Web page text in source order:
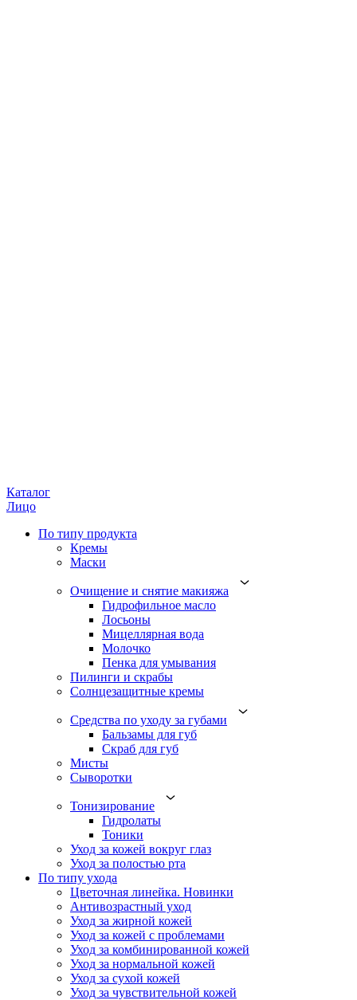
Каталог
Лицо
По типу продукта
Кремы
Маски
Очищение и снятие макияжа
Гидрофильное масло
Лосьоны
Мицеллярная вода
Молочко
Пенка для умывания
Пилинги и скрабы
Солнцезащитные кремы
Средства по уходу за губами
Бальзамы для губ
Скраб для губ
Мисты
Сыворотки
Тонизирование
Гидролаты
Тоники
Уход за кожей вокруг глаз
Уход за полостью рта
По типу ухода
Цветочная линейка. Новинки
Антивозрастный уход
Уход за жирной кожей
Уход за кожей с проблемами
Уход за комбинированной кожей
Уход за нормальной кожей
Уход за сухой кожей
Уход за чувствительной кожей